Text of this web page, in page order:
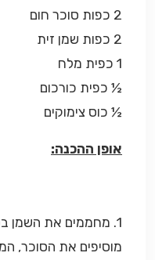
2 כפות סוכר חום
2 כפות שמן זית
1 כפית מלח
½ כפית כורכום
½ כוס צימוקים
אופן ההכנה:
1. מחממים את השמן
מוסיפים את הסוכר,